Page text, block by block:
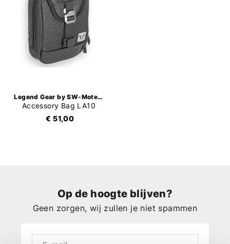
Legend Gear by SW-Motech
Accessory Bag LA10
€ 51,00
Op de hoogte blijven?
Geen zorgen, wij zullen je niet spammen